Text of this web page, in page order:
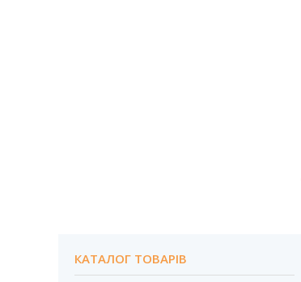
КАТАЛОГ ТОВАРІВ